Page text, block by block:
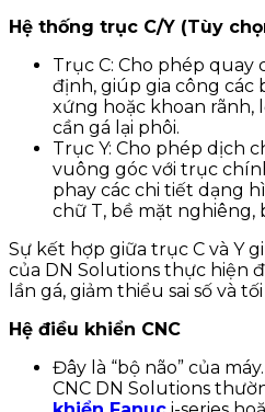
Hệ thống trục C/Y (Tùy
Trục C: Cho phép
định, giúp gia công các
xứng hoặc khoan rãnh,
cần gá lại phôi.
Trục Y: Cho phép dịch
vuông góc với trục
phay các chi tiết dạng
chữ T, bề mặt nghiêng,
Sự kết hợp giữa trục C và Y
của DN Solutions thực hiện
lần gá, giảm thiểu sai số và
Hệ điều khiển CNC
Đây là “bộ não” của
CNC DN Solutions